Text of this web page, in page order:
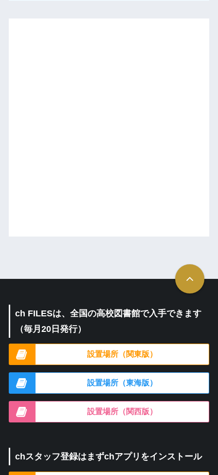
ch FILESは、全国の高校図書館で入手できます
（毎月20日発行）
設置場所（関東版）
設置場所（東海版）
設置場所（関西版）
chスタッフ登録はまずchアプリをインストール